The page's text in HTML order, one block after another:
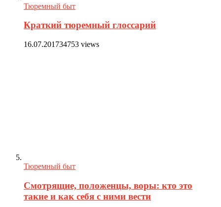
Тюремный быт
Краткий тюремный глоссарий
16.07.201734753 views
Тюремный быт
Смотрящие, положенцы, воры: кто это
такие и как себя с ними вести